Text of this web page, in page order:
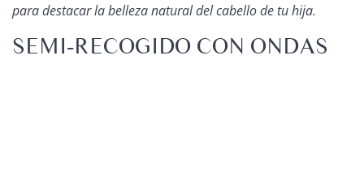
para destacar la belleza natural del cabello de tu hija.
SEMI-RECOGIDO CON ONDAS